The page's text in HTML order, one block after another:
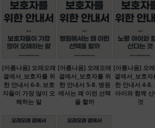
[아롬나옴] 오래오래
곁에서_보호자를 위
한 안내서 6-8. 보호
자들이 가장 많이 오
해하는 말
[아롬나옴] 오래오래
곁에서_보호자를 위
한 안내서 5-8. 병원
에서는 왜 이런 선택
을 할까
[아롬나옴] 오
곁에서_보호자
한 안내서 4-8.
아이와 함께
것